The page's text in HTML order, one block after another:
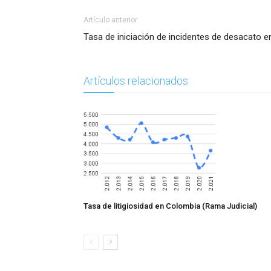
Artículo anterior
Tasa de iniciación de incidentes de desacato
Artículos relacionados
Tasa de litigiosidad en Colombia (Rama Judicial)